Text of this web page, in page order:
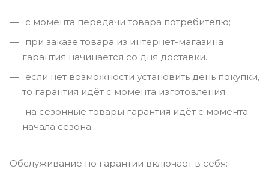
с момента передачи товара потребителю;
при заказе товара из интернет-магазина
гарантия начинается со дня доставки.
если нет возможности установить день покупки,
то гарантия идёт с момента изготовления;
на сезонные товары гарантия идёт с момента
начала сезона;
Обслуживание по гарантии включает в себя: